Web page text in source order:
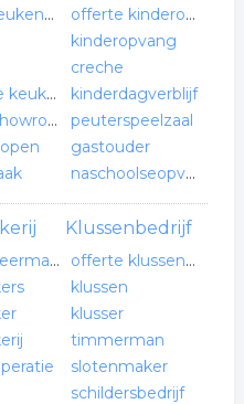
offerte keukenbedrijf
complete keuken
keuken showroom
offerte kinderopvang
kinderopvang
creche
kinderdagverblijf
peuterspeelzaal
gastouder
naschoolseopvang
offerte kleermakerij
Klussenbedrijf
offerte klussenbedrijf
klussen
klusser
timmerman
slotenmaker
schildersbedrijf